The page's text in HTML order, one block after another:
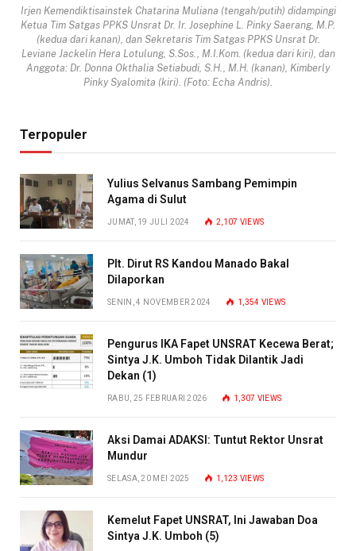
Irjen Kemendiktisainstek Chatarina Muliana (tengah/putih) didampingi
Ketua Tim Satgas PPKS Unsrat Dr. Ir. Josephine L. Pinky Saerang, M.P.
(kedua dari kanan), dan Sekretaris Tim Satgas PPKS Unsrat Dr.
Leviane Jackelin Hera Lotulung, S.Sos., M.I.Kom. (kedua dari kiri), dan
Anggota: Dr. Donna Okthalia Setiabudi, S.H., M.H. (kanan), Kimberly
Pinky Syalomita (kiri). (Foto: Echa Andris).
Terpopuler
Yulius Selvanus Sambang Pemimpin
Agama di Sulut
JUMAT, 19 JULI 2024 2,107 VIEWS
Plt. Dirut RS Kandou Manado Bakal
Dilaporkan
SENIN, 4 NOVEMBER 2024 1,354 VIEWS
Pengurus IKA Fapet UNSRAT Kecewa Berat;
Sintya J.K. Umboh Tidak Dilantik Jadi
Dekan (1)
RABU, 25 FEBRUARI 2026 1,307 VIEWS
Aksi Damai ADAKSI: Tuntut Rektor Unsrat
Mundur
SELASA, 20 MEI 2025 1,123 VIEWS
Kemelut Fapet UNSRAT, Ini Jawaban Doa
Sintya J.K. Umboh (5)